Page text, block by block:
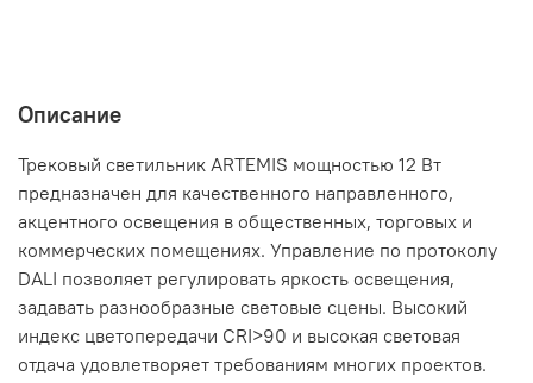
Описание
Трековый светильник ARTEMIS мощностью 12 Вт
предназначен для качественного направленного,
акцентного освещения в общественных, торговых и
коммерческих помещениях. Управление по протоколу
DALI позволяет регулировать яркость освещения,
задавать разнообразные световые сцены. Высокий
индекс цветопередачи CRI>90 и высокая световая
отдача удовлетворяет требованиям многих проектов.